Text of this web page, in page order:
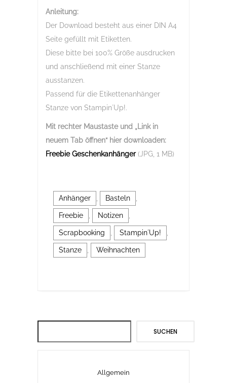
Anleitung:
Der Download besteht aus einer DIN A4
Seite gefüllt mit Etiketten.
Diese bitte bei 100% Größe ausdrucken
und anschließend mit einer Stanze
ausstanzen.
Passend für die Etikettenanhänger
Stanze von Stampin´Up!.
Mit rechter Maustaste und „Link in
neuem Tab öffnen“ hier downloaden:
Freebie Geschenkanhänger (JPG, 1 MB)
Anhänger Basteln
Freebie Notizen
Scrapbooking Stampin´Up!
Stanze Weihnachten
SUCHEN
Allgemein